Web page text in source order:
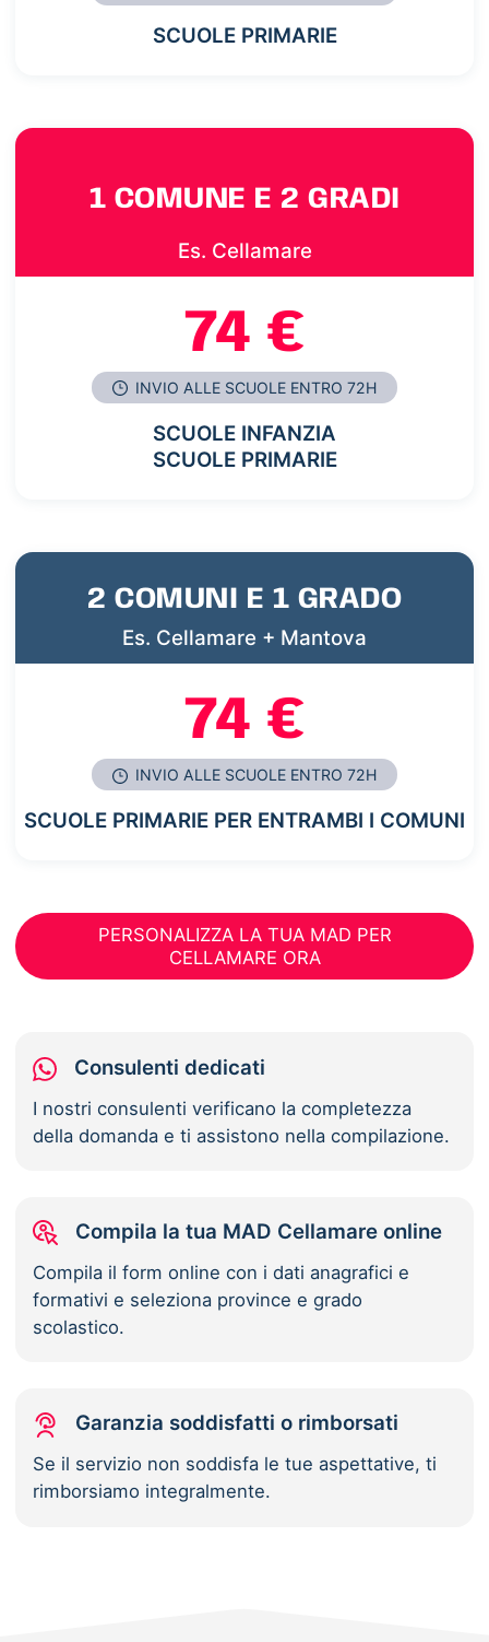
SCUOLE PRIMARIE
1 COMUNE E 2 GRADI
Es. Cellamare
74 €
INVIO ALLE SCUOLE ENTRO 72H
SCUOLE INFANZIA
SCUOLE PRIMARIE
2 COMUNI E 1 GRADO
Es. Cellamare + Mantova
74 €
INVIO ALLE SCUOLE ENTRO 72H
SCUOLE PRIMARIE PER ENTRAMBI I COMUNI
PERSONALIZZA LA TUA MAD PER
CELLAMARE ORA
Consulenti dedicati
I nostri consulenti verificano la completezza
della domanda e ti assistono nella compilazione.
Compila la tua MAD Cellamare online
Compila il form online con i dati anagrafici e
formativi e seleziona province e grado
scolastico.
Garanzia soddisfatti o rimborsati
Se il servizio non soddisfa le tue aspettative, ti
rimborsiamo integralmente.